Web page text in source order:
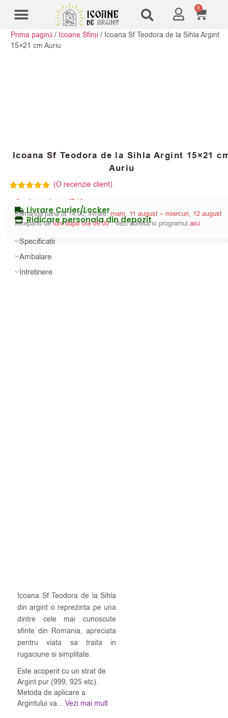
0
Prima pagină / Icoane Sfinți / Icoana Sf Teodora de la Sihla Argint
15×21 cm Auriu
Icoana Sf Teodora de la Sihla Argint 15×21
Auriu
5.00 din 5
pe baza
unei singure
evaluări
(O recenzie client)
Cod produs: 4740
Livrare Curier/Locker
Comanda pana la 14:00, livrare:marți, 11 august – miercuri, 12 august
Ridicare personala din depozit
Incepand deluni dupa ora 09:00. Vezi adresa si programul aici
Specificatii
Ambalare
Intretinere
Icoana Sf Teodora de la Sihla
din argint o reprezinta pe una
dintre cele mai cunoscute
sfinte din Romania, apreciata
pentru viata sa traita in
rugaciune si simplitate.
Este acoperit cu un strat de
Argint pur (999, 925 etc).
Metoda de aplicare a
Argintului va... Vezi mai mult